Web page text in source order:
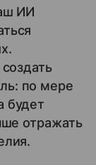
ИИ
по мере
будет
отражать